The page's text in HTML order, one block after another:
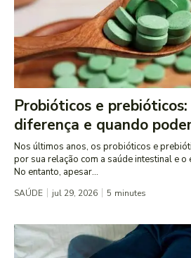
Probióticos e
diferença e quando
Nos últimos anos, os probióticos e
por sua relação com a saúde intestinal e
No entanto, apesar...
SAÚDE jul 29, 2026 5 minutes